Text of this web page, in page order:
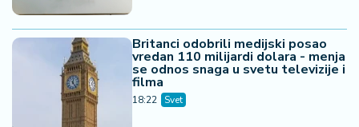
Britanci odobrili medijski posao
vredan 110 milijardi dolara - menja
se odnos snaga u svetu televizije i
filma
18:22 Svet